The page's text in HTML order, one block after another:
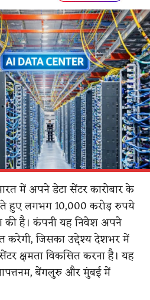
में अपने डेटा सेंटर कारोबार के
हुए लगभग 10,000 करोड़ रुपये
की है। कंपनी यह निवेश अपने
करेगी, जिसका उद्देश्य देशभर में
क्षमता विकसित करना है। यह
बेंगलुरु और मुंबई में